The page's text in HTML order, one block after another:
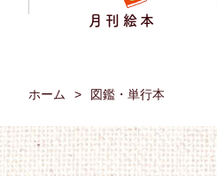
月刊絵本
ホーム 図鑑・単行本